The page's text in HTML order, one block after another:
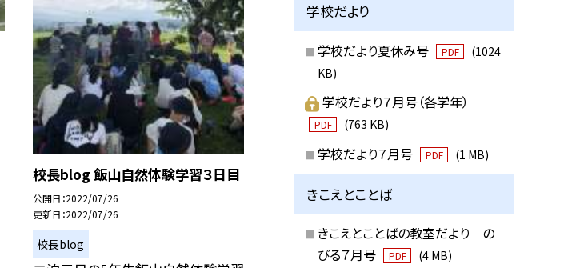
校長blog 飯山自然体験学習３日目
公開日 2022/07/26
更新日 2022/07/26
校長blog
学校だより
学校だより夏休み号 PDF
(1024
KB)
学校だより７月号（各学年）
PDF (763 KB)
学校だより７月号 PDF (1 MB)
きこえとことば
きこえとことばの教室だより の
びる７月号
PDF (4 MB)